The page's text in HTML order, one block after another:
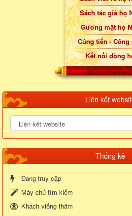
Sách tác giả họ
Gương mặt họ
Cúng tiến - Công
Kết nối dòng
Liên kết
Thống kê
Đang truy cập
Máy chủ tìm kiếm
Khách viếng thăm